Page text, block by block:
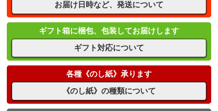
お届け日時など、発送について
ギフト箱に梱包、包装してお届けします
ギフト対応について
各種《のし紙》承ります
《のし紙》の種類について